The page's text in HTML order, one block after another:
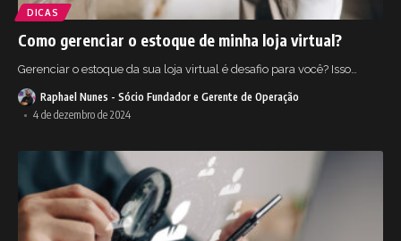
DICAS
Como gerenciar o estoque de minha loja virtual?
Gerenciar o estoque da sua loja virtual é desafio para você? Isso…
Raphael Nunes - Sócio Fundador e Gerente de Operação
4 de dezembro de 2024